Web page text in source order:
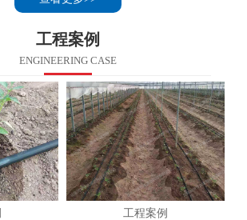
工程案例
ENGINEERING CASE
工程案例